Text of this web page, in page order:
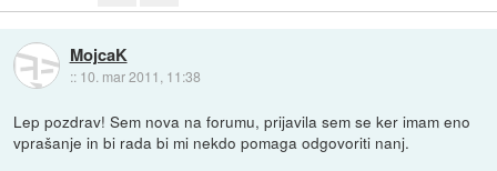
MojcaK
:: 10. mar 2011, 11:38
Lep pozdrav! Sem nova na forumu, prijavila sem se ker imam eno
vprašanje in bi rada bi mi nekdo pomaga odgovoriti nanj.